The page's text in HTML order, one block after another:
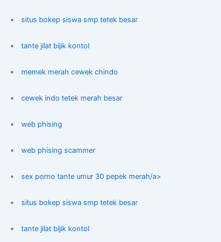
situs bokep siswa smp tetek besar
tante jilat bijik kontol
memek merah cewek chindo
cewek indo tetek merah besar
web phising
web phising scammer
sex porno tante umur 30 pepek merah/a>
situs bokep siswa smp tetek besar
tante jilat bijik kontol